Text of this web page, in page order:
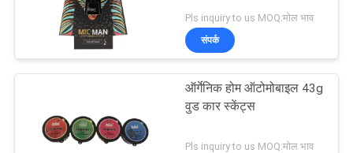
38
Pls inquiry to us MOQ:मोल भाव
संपर्क
ऑर्गेनिक होम ऑटोमोबाइल 43g
वुड कार स्केंट्स
Pls inquiry to us MOQ:मोल भाव